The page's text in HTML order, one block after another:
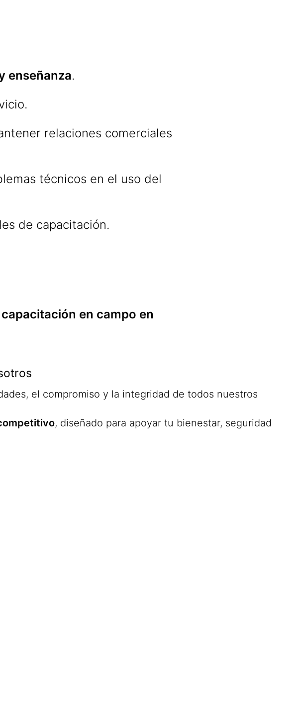
enseñanza.
relaciones comerciales
técnicos en el uso del
de capacitación.
en campo en
el compromiso y la integridad de todos nuestros
, diseñado para apoyar tu bienestar, seguridad